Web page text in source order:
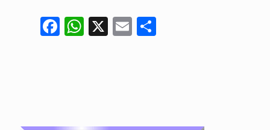
Facebook
WhatsApp
X Email